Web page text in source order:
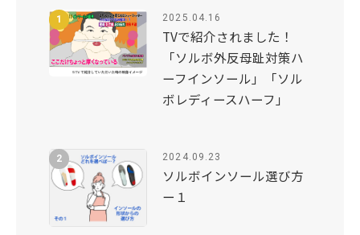
2025.04.16
TVで紹介されました！
「ソルボ外反母趾対策ハ
ーフインソール」「ソル
ボレディースハーフ」
2024.09.23
ソルボインソール選び方
ー１